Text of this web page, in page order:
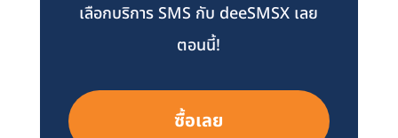
เลือกบริการ SMS กับ deeSMSX เลย
ตอนนี้!
ซื้อเลย